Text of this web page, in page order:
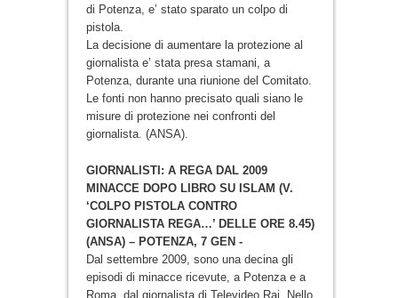
di Potenza, e’ stato sparato un colpo di
pistola.
La decisione di aumentare la protezione al
giornalista e’ stata presa stamani, a
Potenza, durante una riunione del Comitato.
Le fonti non hanno precisato quali siano le
misure di protezione nei confronti del
giornalista. (ANSA).
GIORNALISTI: A REGA DAL 2009
MINACCE DOPO LIBRO SU ISLAM (V.
‘COLPO PISTOLA CONTRO
GIORNALISTA REGA…’ DELLE ORE 8.45)
(ANSA) – POTENZA, 7 GEN -
Dal settembre 2009, sono una decina gli
episodi di minacce ricevute, a Potenza e a
Roma, dal giornalista di Televideo Rai, Nello